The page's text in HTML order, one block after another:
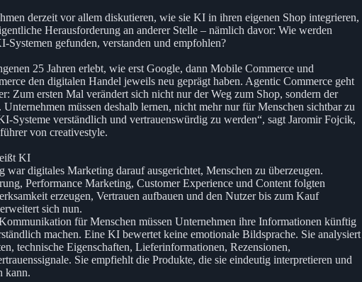
derzeit vor allem diskutieren, wie sie KI in ihren eigenen Shop integrieren,
Herausforderung an anderer Stelle – nämlich davor: Wie werden
gefunden, verstanden und empfohlen?
25 Jahren erlebt, wie erst Google, dann Mobile Commerce und
den digitalen Handel jeweils neu geprägt haben. Agentic Commerce geht
Zum ersten Mal verändert sich nicht nur der Weg zum Shop, sondern der
Unternehmen müssen deshalb lernen, nicht mehr nur für Menschen sichtbar zu
Systeme verständlich und vertrauenswürdig zu werden“, sagt Jaromir Fojcik,
von creativestyle.
KI
war digitales Marketing darauf ausgerichtet, Menschen zu überzeugen.
Performance Marketing, Customer Experience und Content folgten
erzeugen, Vertrauen aufbauen und den Nutzer bis zum Kauf
sich nun.
für Menschen müssen Unternehmen ihre Informationen künftig
machen. Eine KI bewertet keine emotionale Bildsprache. Sie analysiert
technische Eigenschaften, Lieferinformationen, Rezensionen,
Sie empfiehlt die Produkte, die sie eindeutig interpretieren und
kann.